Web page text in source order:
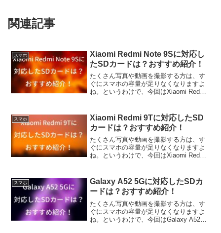
関連記事
スマホ
Xiaomi Redmi Note 9Sに対応し
たSDカードは？おすすめ紹介！
たくさん写真や動画を撮影する方は、す
ぐにスマホの容量が足りなくなりますよ
ね。というわけで、今回はXiaomi Redmi
すめSDカードを紹介していきます
スマホ
Xiaomi Redmi 9Tに対応したSD
カードは？おすすめ紹介！
たくさん写真や動画を撮影する方は、す
ぐにスマホの容量が足りなくなりますよ
ね。というわけで、今回はXiaomi Redmi
カードを紹介していきます
スマホ
Galaxy A52 5Gに対応したSDカ
ードは？おすすめ紹介！
たくさん写真や動画を撮影する方は、す
ぐにスマホの容量が足りなくなりますよ
ね。というわけで、今回はGalaxy A52